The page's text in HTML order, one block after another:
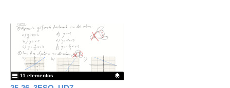
11 elementos